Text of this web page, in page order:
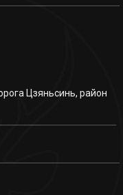
Цзяньсинь, район